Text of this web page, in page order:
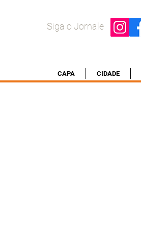
Siga o Jornale
CAPA CIDADE